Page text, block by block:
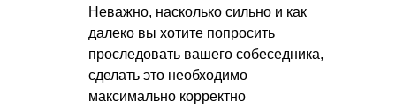
Неважно, насколько сильно и как
далеко вы хотите попросить
проследовать вашего собеседника,
сделать это необходимо
максимально корректно